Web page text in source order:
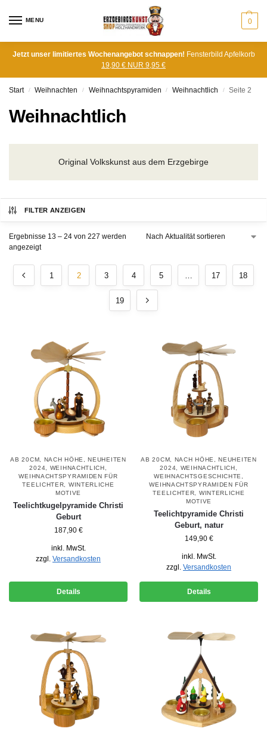
MENU 0
Jetzt unser limitiertes Wochenangebot schnappen! Fensterbild Apfelkorb
19,90 € NUR 9,95 €
Start / Weihnachten / Weihnachtspyramiden / Weihnachtlich / Seite 2
Weihnachtlich
Original Volkskunst aus dem Erzgebirge
FILTER ANZEIGEN
Ergebnisse 13 – 24 von 227 werden
angezeigt
1 2 3 4 5 … 17 18
19
AB 20CM NACH HÖHE ,NEUHEITEN
2024
WEIHNACHTLICH
WEIHNACHTSPYRAMIDEN FÜR
TEELICHTER
WINTERLICHE
MOTIVE
Teelichtkugelpyramide Christi
Geburt
187,90 €
inkl. MwSt.
zzgl. Versandkosten
Details
AB 20CM NACH HÖHE ,NEUHEITEN
2024
WEIHNACHTLICH
WEIHNACHTSGESCHICHTE
WEIHNACHTSPYRAMIDEN FÜR
TEELICHTER
WINTERLICHE
MOTIVE
Teelichtpyramide Christi
Geburt, natur
149,90 €
inkl. MwSt.
zzgl. Versandkosten
Details